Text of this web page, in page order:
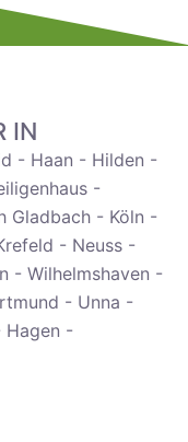
IN
- Haan - Hilden -
-
Gladbach - Köln -
- Neuss -
- Wilhelmshaven -
- Unna -
Hagen -